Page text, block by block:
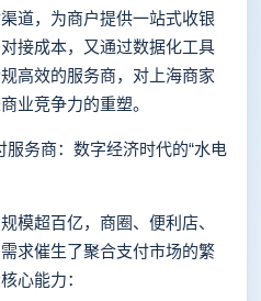
道，为商户提供一站式收银
接成本，又通过数据化工具
高效的服务商，对上海商家
业竞争力的重塑。
务商：数字经济时代的“水电
超百亿，商圈、便利店、
求催生了聚合支付市场的繁
心能力：